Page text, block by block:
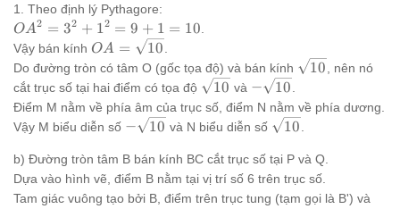
1. Theo định lý Pythagore:
OA^2
= 3^2
+ 1^2
= 9 +
1 =
10
OA2 = 32 + 12 = 9 + 1 = 10
Vậy bán kính OA =
\sqrt{10}
OA = 10
Do đường tròn có tâm O (gốc tọa độ) và bán kính \sqrt{10}
10
, nên nó
cắt trục số tại hai điểm có tọa độ \sqrt{10}
10 và -
\sqrt{10}
− 10
Điểm M nằm về phía âm của trục số, điểm N nằm về phía dương.
Vậy M biểu diễn số -
− 10 và N biểu diễn số \sqrt{10}
10
b) Đường tròn tâm B bán kính BC cắt trục số tại P và Q.
Dựa vào hình vẽ, điểm B nằm tại vị trí số 6 trên trục số.
Tam giác vuông tạo bởi B, điểm trên trục tung (tạm gọi là B') và